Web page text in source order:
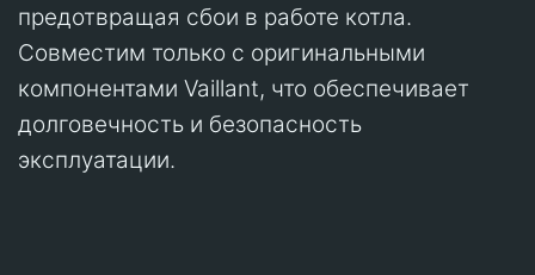
предотвращая сбои в работе котла.
Совместим только с оригинальными
компонентами Vaillant, что обеспечивает
долговечность и безопасность
эксплуатации.